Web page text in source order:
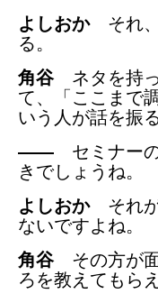
よしおかそれ、
る。
角谷ネタを持っ
て、「ここまで
いう人が話を振
―― セミナー
きでしょうね。
よしおかそれが
ないですよね。
角谷その方が面
ろを教えてもら